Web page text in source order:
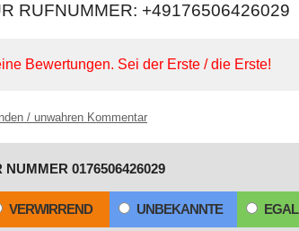
RUFNUMMER: +49176506426029
Bewertungen. Sei der Erste / die Erste!
/ unwahren Kommentar
0176506426029
VERWIRREND UNBEKANNTE EGAL